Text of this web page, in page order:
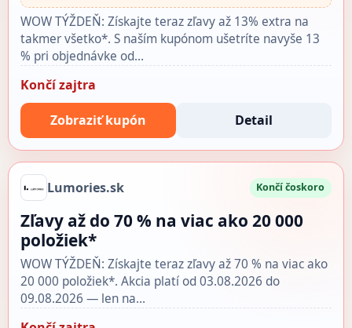
WOW TÝŽDEŇ: Získajte teraz zľavy až 13% extra na
takmer všetko*. S naším kupónom ušetríte navyše 13
% pri objednávke od…
Končí zajtra
Zobraziť kupón Detail
Lumories.sk Končí čoskoro
Zľavy až do 70 % na viac ako 20 000
položiek*
WOW TÝŽDEŇ: Získajte teraz zľavy až 70 % na viac ako
20 000 položiek*. Akcia platí od 03.08.2026 do
09.08.2026 — len na…